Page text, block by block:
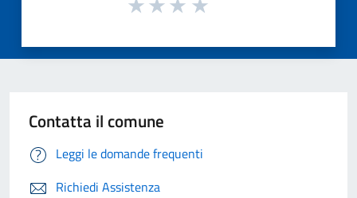
Contatta il comune
Leggi le domande frequenti
Richiedi Assistenza